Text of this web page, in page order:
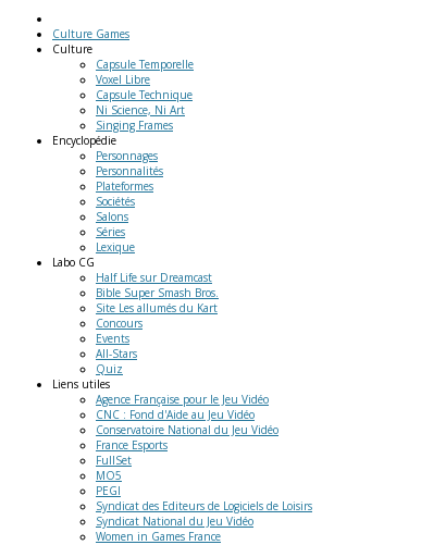
Culture Games
Culture
Capsule Temporelle
Voxel Libre
Capsule Technique
Ni Science, Ni Art
Singing Frames
Encyclopédie
Personnages
Personnalités
Plateformes
Sociétés
Salons
Séries
Lexique
Labo CG
Half Life sur Dreamcast
Bible Super Smash Bros.
Site Les allumés du Kart
Concours
Events
All-Stars
Quiz
Liens utiles
Agence Française pour le Jeu Vidéo
CNC : Fond d'Aide au Jeu Vidéo
Conservatoire National du Jeu Vidéo
France Esports
FullSet
MO5
PEGI
Syndicat des Editeurs de Logiciels de Loisirs
Syndicat National du Jeu Vidéo
Women in Games France